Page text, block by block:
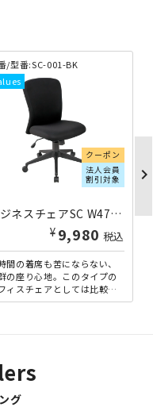
/型番:SC-001-BK
クーポン
法人会員
割引対象
ビジネスチェアSC W475×D550×H895-965 ブラック
¥ 9,980 税込
間の着席も苦にならない、
の座り心地。このタイプの
ィスチェアとしては比較的
プライスながら、クオリテ
chevron_right
グ